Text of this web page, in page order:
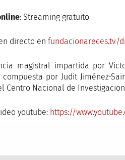
: Streaming gratuito
directo en fundacionareces.tv/
magistral impartida por
por Judit Jiménez-
Centro Nacional de
youtube: https://